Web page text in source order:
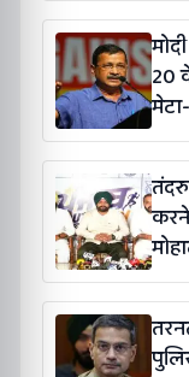
20